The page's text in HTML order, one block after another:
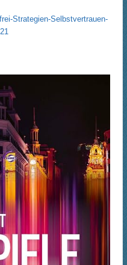
Strategien-Selbstvertrauen-